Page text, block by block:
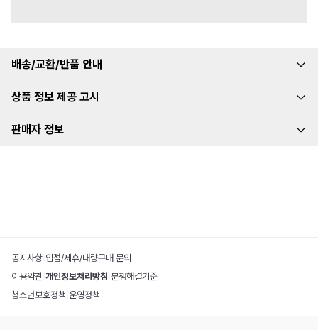
배송/교환/반품 안내
상품 정보 제공 고시
판매자 정보
공지사항 입점/제휴/대량구매 문의
이용약관 개인정보처리방침 분쟁해결기준
청소년보호정책 운영정책